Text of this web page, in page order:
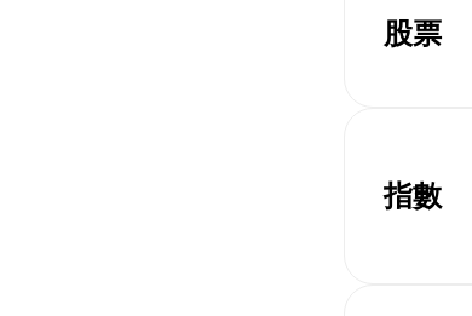
股票
指數